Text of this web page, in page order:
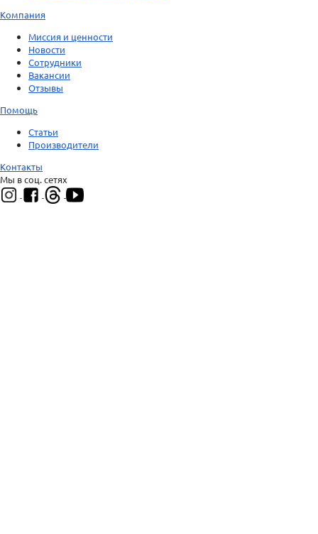
Компания
Миссия и ценности
Новости
Сотрудники
Вакансии
Отзывы
Помощь
Статьи
Производители
Контакты
Мы в соц. сетях